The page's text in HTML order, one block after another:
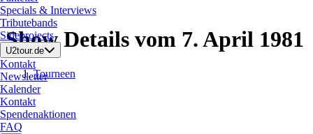
Specials & Interviews
Tributebands
Sideprojects
U2tour.de
Kontakt
Newsletter
Kalender
Kontakt
Spendenaktionen
FAQ
Show Details vom 7. April 1981
Tourneen